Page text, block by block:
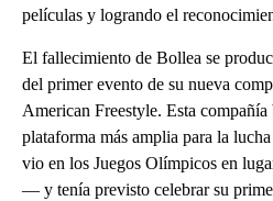
películas y logrando el
El fallecimiento de Bollea se
del primer evento de su nueva
American Freestyle. Esta compañía
plataforma más amplia para la
vio en los Juegos Olímpicos en
— y tenía previsto celebrar su